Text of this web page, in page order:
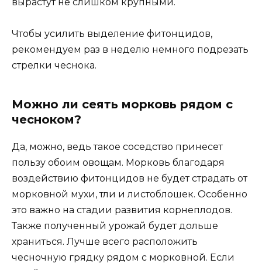
Чтобы усилить выделение фитонцидов,
рекомендуем раз в неделю немного подрезать
стрелки чеснока.
Можно ли сеять морковь рядом с
чесноком?
Да, можно, ведь такое соседство принесет
пользу обоим овощам. Морковь благодаря
воздействию фитонцидов не будет страдать от
морковной мухи, тли и листоблошек. Особенно
это важно на стадии развития корнеплодов.
Также полученный урожай будет дольше
храниться. Лучше всего расположить
чесночную грядку рядом с морковной. Если